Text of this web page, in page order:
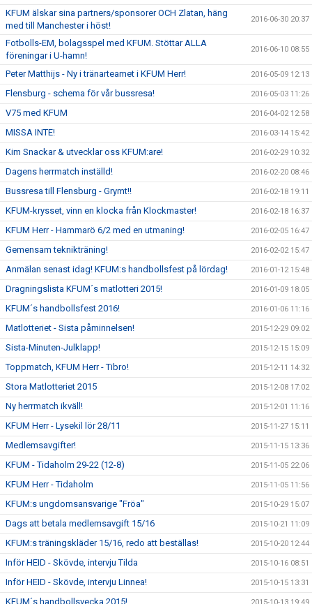
KFUM älskar sina partners/sponsorer OCH Zlatan, häng
med till Manchester i höst!
2016-06-30 20:37
Fotbolls-EM, bolagsspel med KFUM. Stöttar ALLA
föreningar i U-hamn!
2016-06-10 08:55
Peter Matthijs - Ny i tränarteamet i KFUM Herr! 2016-05-09 12:13
Flensburg - schema för vår bussresa! 2016-05-03 11:26
V75 med KFUM 2016-04-02 12:58
MISSA INTE! 2016-03-14 15:42
Kim Snackar & utvecklar oss KFUM:are! 2016-02-29 10:32
Dagens herrmatch inställd! 2016-02-20 08:46
Bussresa till Flensburg - Grymt!! 2016-02-18 19:11
KFUM-krysset, vinn en klocka från Klockmaster! 2016-02-18 16:37
KFUM Herr - Hammarö 6/2 med en utmaning! 2016-02-05 16:47
Gemensam teknikträning! 2016-02-02 15:47
Anmälan senast idag! KFUM:s handbollsfest på lördag! 2016-01-12 15:48
Dragningslista KFUM´s matlotteri 2015! 2016-01-09 18:05
KFUM´s handbollsfest 2016! 2016-01-06 11:16
Matlotteriet - Sista påminnelsen! 2015-12-29 09:02
Sista-Minuten-Julklapp! 2015-12-15 15:09
Toppmatch, KFUM Herr - Tibro! 2015-12-11 14:32
Stora Matlotteriet 2015 2015-12-08 17:02
Ny herrmatch ikväll! 2015-12-01 11:16
KFUM Herr - Lysekil lör 28/11 2015-11-27 15:11
Medlemsavgifter! 2015-11-15 13:36
KFUM - Tidaholm 29-22 (12-8) 2015-11-05 22:06
KFUM Herr - Tidaholm 2015-11-05 11:56
KFUM:s ungdomsansvarige "Fröa" 2015-10-29 15:07
Dags att betala medlemsavgift 15/16 2015-10-21 11:09
KFUM:s träningskläder 15/16, redo att beställas! 2015-10-20 12:44
Inför HEID - Skövde, intervju Tilda 2015-10-16 08:51
Inför HEID - Skövde, intervju Linnea! 2015-10-15 13:31
KFUM´s handbollsvecka 2015!